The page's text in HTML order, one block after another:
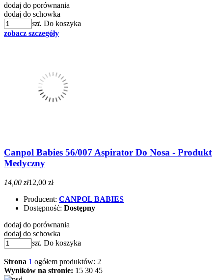
dodaj do porównania
dodaj do schowka
szt. Do koszyka
zobacz szczegóły
Canpol Babies 56/007 Aspirator Do Nosa - Produkt
Medyczny
14,00 zł12,00 zł
Producent: CANPOL BABIES
Dostępność: Dostępny
dodaj do porównania
dodaj do schowka
szt. Do koszyka
Strona 1 ogółem produktów: 2
Wyników na stronie: 15 30 45